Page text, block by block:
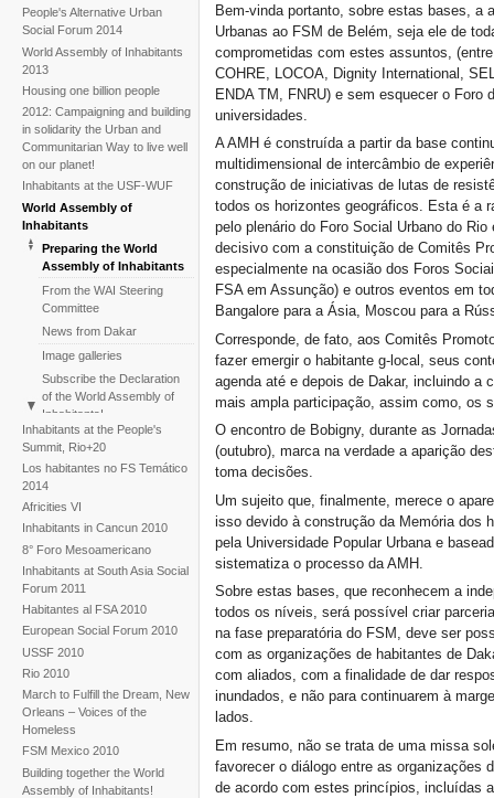
People's Alternative Urban
Social Forum 2014
World Assembly of Inhabitants
2013
Housing one billion people
2012: Campaigning and building
in solidarity the Urban and
Communitarian Way to live well
on our planet!
Inhabitants at the USF-WUF
World Assembly of
Inhabitants
Preparing the World
Assembly of Inhabitants
From the WAI Steering
Committee
News from Dakar
Image galleries
Subscribe the Declaration
of the World Assembly of
Inhabitants!
Video
Inhabitants at the People's
Summit, Rio+20
Los habitantes no FS Temático
2014
Africities VI
Inhabitants in Cancun 2010
8° Foro Mesoamericano
Inhabitants at South Asia Social
Forum 2011
Habitantes al FSA 2010
European Social Forum 2010
USSF 2010
Rio 2010
March to Fulfill the Dream, New
Orleans – Voices of the
Homeless
FSM Mexico 2010
Building together the World
Assembly of Inhabitants!
Bem-vinda portanto, sobre estas bases, a
Urbanas ao FSM de Belém, seja ele de
comprometidas com estes assuntos,
COHRE, LOCOA, Dignity International,
ENDA TM, FNRU) e sem esquecer o Foro
universidades.
A AMH é construída a partir da base
multidimensional de intercâmbio de
construção de iniciativas de lutas de
todos os horizontes geográficos. Esta é a
pelo plenário do Foro Social Urbano do
decisivo com a constituição de Comitês
especialmente na ocasião dos Foros
FSA em Assunção) e outros eventos em
Bangalore para a Ásia, Moscou para a
Corresponde, de fato, aos Comitês
fazer emergir o habitante g-local, seus
agenda até e depois de Dakar, incluindo a
mais ampla participação, assim como, os
O encontro de Bobigny, durante as
(outubro), marca na verdade a aparição
toma decisões.
Um sujeito que, finalmente, merece o
isso devido à construção da Memória dos
pela Universidade Popular Urbana e
sistematiza o processo da AMH.
Sobre estas bases, que reconhecem a
todos os níveis, será possível criar
na fase preparatória do FSM, deve ser
com as organizações de habitantes de
com aliados, com a finalidade de dar
inundados, e não para continuarem à
lados.
Em resumo, não se trata de uma missa
favorecer o diálogo entre as organizações
de acordo com estes princípios, incluídas